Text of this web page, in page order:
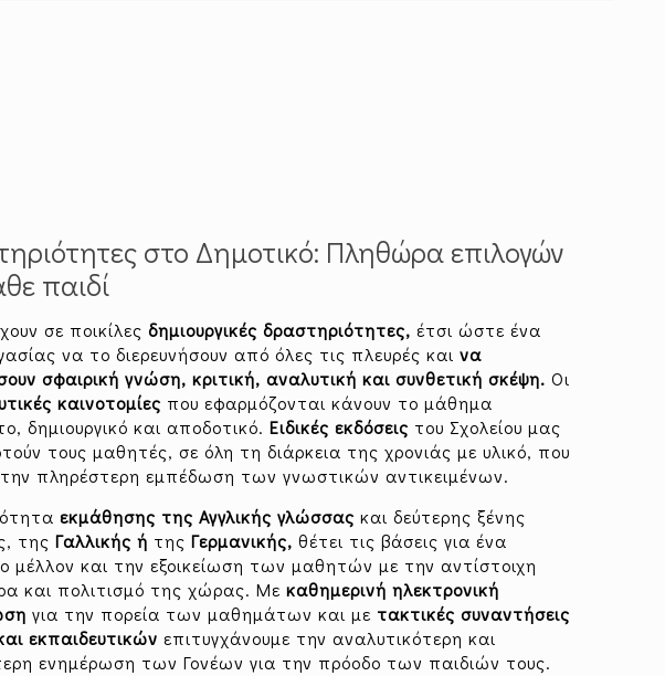
στο Δημοτικό: Πληθώρα επιλογών
παιδί
σε ποικίλες δημιουργικές δραστηριότητες, έτσι ώστε ένα
να το διερευνήσουν από όλες τις πλευρές και να
σφαιρική γνώση, κριτική, αναλυτική και συνθετική σκέψη. Οι
καινοτομίες που εφαρμόζονται κάνουν το μάθημα
δημιουργικό και αποδοτικό.Ειδικές εκδόσεις του Σχολείου μας
τους μαθητές, σε όλη τη διάρκεια της χρονιάς με υλικό, που
πληρέστερη εμπέδωση των γνωστικών αντικειμένων.
εκμάθησης της Αγγλικής γλώσσας και δεύτερης ξένης
τηςΓαλλικής ή της Γερμανικής, θέτει τις βάσεις για ένα
μέλλον και την εξοικείωση των μαθητών με την αντίστοιχη
και πολιτισμό της χώρας. Μεκαθημερινή ηλεκτρονική
για την πορεία των μαθημάτων και με τακτικές συναντήσεις
εκπαιδευτικών επιτυγχάνουμε την αναλυτικότερη και
ενημέρωση των Γονέων για την πρόοδο των παιδιών τους.